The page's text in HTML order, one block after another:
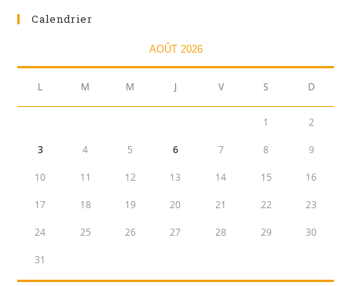
Calendrier
AOÛT 2026
L M M J V S D
1 2
3 4 5 6 7 8 9
10 11 12 13 14 15 16
17 18 19 20 21 22 23
24 25 26 27 28 29 30
31